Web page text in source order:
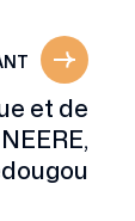
et de